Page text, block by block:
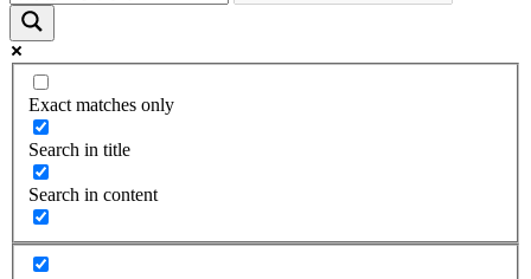
Exact matches only
Search in title
Search in content